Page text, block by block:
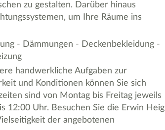
zu gestalten. Darüber hinaus
um Ihre Räume ins
- Dämmungen - Deckenbekleidung -
handwerkliche Aufgaben zur
und Konditionen können Sie sich
sind von Montag bis Freitag jeweils
12:00 Uhr. Besuchen Sie die Erwin Heigl
der angebotenen